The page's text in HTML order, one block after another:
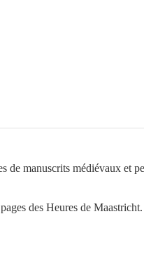
de manuscrits médiévaux et
des Heures de Maastricht.